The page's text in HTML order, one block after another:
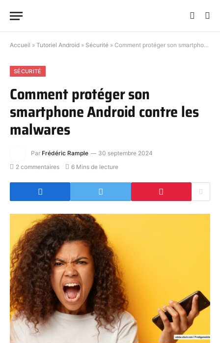
Accueil » Tutoriel Android » Sécurité » Comment protéger son smartphone Android contre les malwares
SÉCURITÉ
Comment protéger son
smartphone Android contre les
malwares
Par Frédéric Rample
30 septembre 2024
2 commentaires
6 Mins de lecture